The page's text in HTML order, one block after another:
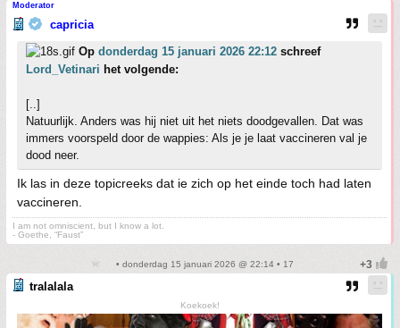
Moderator
capricia
Op donderdag 15 januari 2026 22:12 schreef
Lord_Vetinari het volgende:
[..]
Natuurlijk. Anders was hij niet uit het niets doodgevallen. Dat was
immers voorspeld door de wappies: Als je je laat vaccineren val je
dood neer.
Ik las in deze topicreeks dat ie zich op het einde toch had laten
vaccineren.
I am not omniscient, but I know a lot.
- Goethe, “Faust”
• donderdag 15 januari 2026 @ 22:14 • 17
tralalala
Koekoek!